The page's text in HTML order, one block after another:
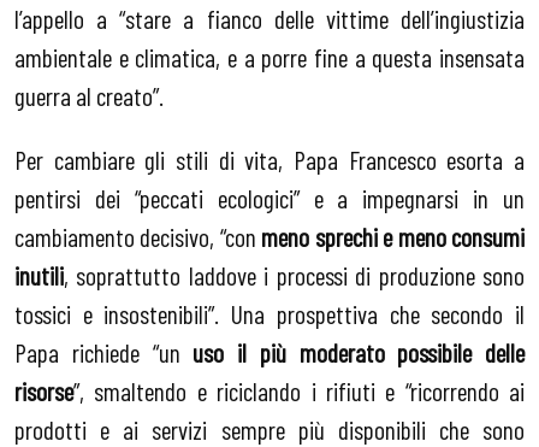
l’appello a “stare a fianco delle vittime dell’ingiustizia
ambientale e climatica, e a porre fine a questa insensata
guerra al creato”.
Per cambiare gli stili di vita, Papa Francesco esorta a
pentirsi dei “peccati ecologici” e a impegnarsi in un
cambiamento decisivo, “con meno sprechi e meno consumi
inutili, soprattutto laddove i processi di produzione sono
tossici e insostenibili”. Una prospettiva che secondo il
Papa richiede “un uso il più moderato possibile delle
risorse”, smaltendo e riciclando i rifiuti e “ricorrendo ai
prodotti e ai servizi sempre più disponibili che sono